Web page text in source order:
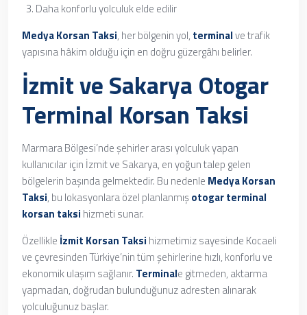
Daha konforlu yolculuk elde edilir
Medya Korsan Taksi, her bölgenin yol, terminalve trafik
yapısına hâkim olduğu için en doğru güzergâhı belirler.
İzmit ve Sakarya Otogar
Terminal Korsan Taksi
Marmara Bölgesi’nde şehirler arası yolculuk yapan
kullanıcılar için İzmit ve Sakarya, en yoğun talep gelen
bölgelerin başında gelmektedir. Bu nedenle Medya Korsan
Taksi, bu lokasyonlara özel planlanmışotogar terminal
korsan taksi hizmeti sunar.
Özellikle İzmit Korsan Taksi hizmetimiz sayesinde Kocaeli
ve çevresinden Türkiye’nin tüm şehirlerine hızlı, konforlu ve
ekonomik ulaşım sağlanır. Terminale gitmeden, aktarma
yapmadan, doğrudan bulunduğunuz adresten alınarak
yolculuğunuz başlar.